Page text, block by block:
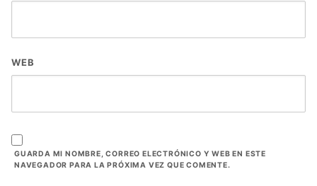
WEB
GUARDA MI NOMBRE, CORREO ELECTRÓNICO Y WEB EN ESTE
NAVEGADOR PARA LA PRÓXIMA VEZ QUE COMENTE.